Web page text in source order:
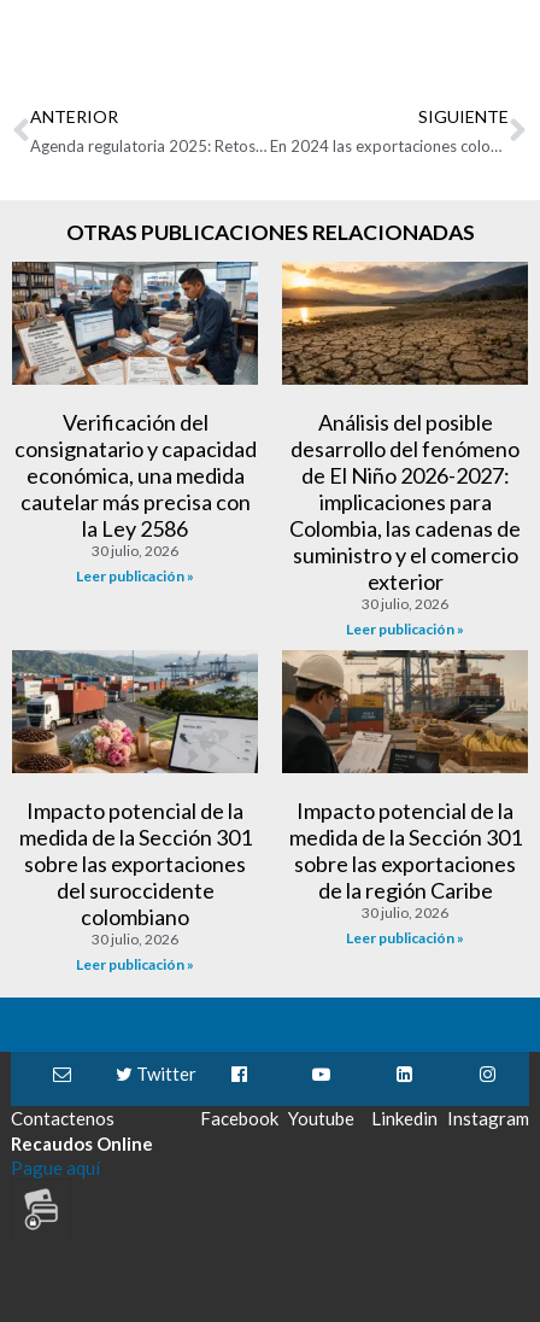
ANTERIOR
Agenda regulatoria 2025: Retos y oportunidades para el Comercio Exterior en Colombia
SIGUIENTE
En 2024 las exportaciones colombianas cayeron 0,4%
OTRAS PUBLICACIONES RELACIONADAS
Verificación del
consignatario y capacidad
económica, una medida
cautelar más precisa con
la Ley 2586
30 julio, 2026
Leer publicación »
Análisis del posible
desarrollo del fenómeno
de El Niño 2026-2027:
implicaciones para
Colombia, las cadenas de
suministro y el comercio
exterior
30 julio, 2026
Leer publicación »
Impacto potencial de la
medida de la Sección 301
sobre las exportaciones
del suroccidente
colombiano
30 julio, 2026
Leer publicación »
Impacto potencial de la
medida de la Sección 301
sobre las exportaciones
de la región Caribe
30 julio, 2026
Leer publicación »
Contactenos
Twitter
Facebook Youtube Linkedin Instagram
Recaudos Online
Pague aquí